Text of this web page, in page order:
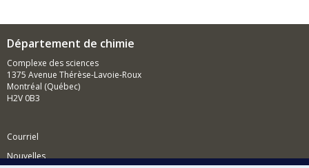
Département de chimie
Complexe des sciences
1375 Avenue Thérèse-Lavoie-Roux
Montréal (Québec)
H2V 0B3
Courriel
Nouvelles